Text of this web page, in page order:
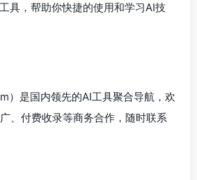
具，帮助你快捷的使用和学习AI技
）是国内领先的AI工具聚合导航，欢
、付费收录等商务合作，随时联系